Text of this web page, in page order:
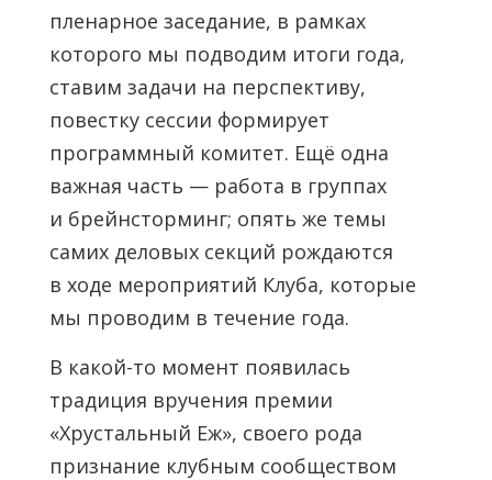
пленарное заседание, в рамках
которого мы подводим итоги года,
ставим задачи на перспективу,
повестку сессии формирует
программный комитет. Ещё одна
важная часть — работа в группах
и брейнсторминг; опять же темы
самих деловых секций рождаются
в ходе мероприятий Клуба, которые
мы проводим в течение года.
В какой-то момент появилась
традиция вручения премии
«Хрустальный Еж», своего рода
признание клубным сообществом